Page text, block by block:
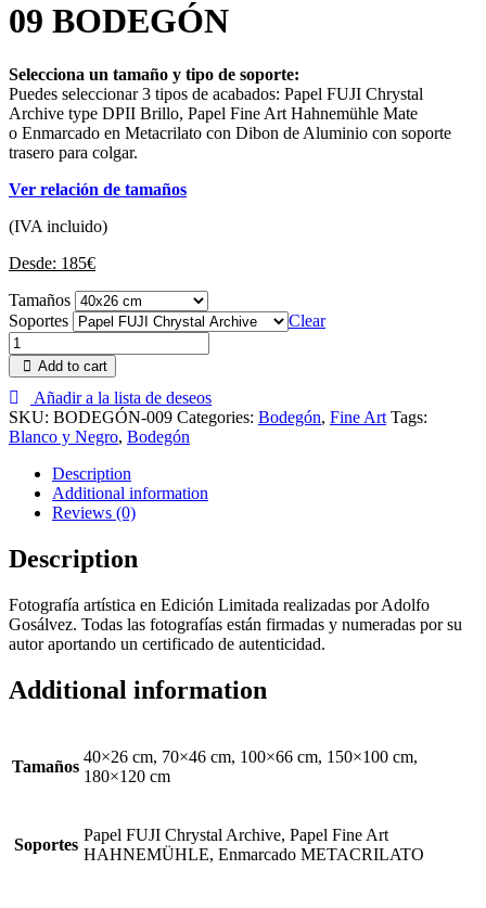
09 BODEGÓN
Selecciona un tamaño y tipo de soporte:
Puedes seleccionar 3 tipos de acabados: Papel FUJI Chrystal
Archive type DPII Brillo, Papel Fine Art Hahnemühle Mate
o Enmarcado en Metacrilato con Dibon de Aluminio con soporte
trasero para colgar.
Ver relación de tamaños
(IVA incluido)
Desde: 185€
Tamaños
Soportes
Clear
Add to cart
Añadir a la lista de deseos
SKU: BODEGÓN-009 Categories: Bodegón, Fine Art Tags:
Blanco y Negro, Bodegón
Description
Additional information
Reviews (0)
Description
Fotografía artística en Edición Limitada realizadas por Adolfo
Gosálvez. Todas las fotografías están firmadas y numeradas por su
autor aportando un certificado de autenticidad.
Additional information
Tamaños
40×26 cm, 70×46 cm, 100×66 cm, 150×100 cm,
180×120 cm
Soportes
Papel FUJI Chrystal Archive, Papel Fine Art
HAHNEMÜHLE, Enmarcado METACRILATO